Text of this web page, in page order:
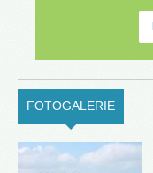
FOTOGALERIE